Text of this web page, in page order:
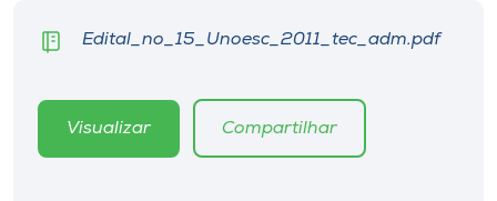
Edital_no_15_Unoesc_2011_tec_adm.pdf
Visualizar Compartilhar